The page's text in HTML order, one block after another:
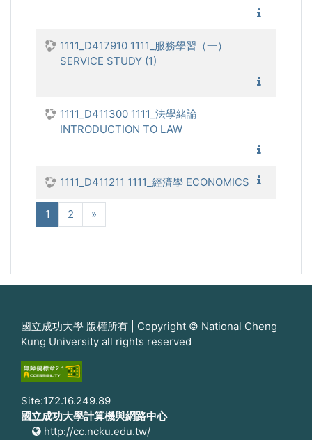
1111_D417910 1111_服務學習（一）
SERVICE STUDY (1)
1111_D411300 1111_法學緒論
INTRODUCTION TO LAW
1111_D411211 1111_經濟學 ECONOMICS
1 (現在)
2 »
國立成功大學 版權所有 | Copyright © National Cheng
Kung University all rights reserved
Site:172.16.249.89
國立成功大學計算機與網路中心
http://cc.ncku.edu.tw/